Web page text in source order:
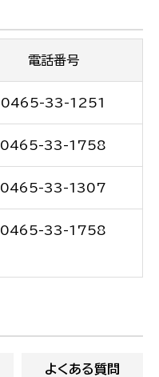
電話番号
0465-33-1251
0465-33-1758
0465-33-1307
0465-33-1758
よくある質問